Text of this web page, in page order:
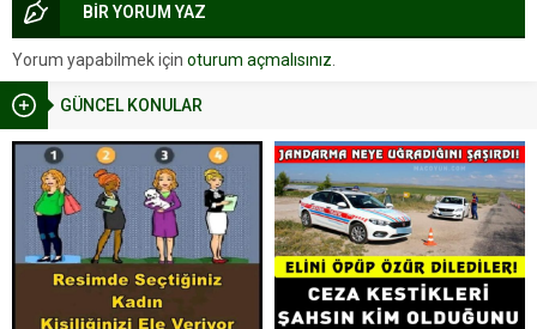
GÜNCEL KONULAR
BİR YORUM YAZ
Yorum yapabilmek için oturum açmalısınız